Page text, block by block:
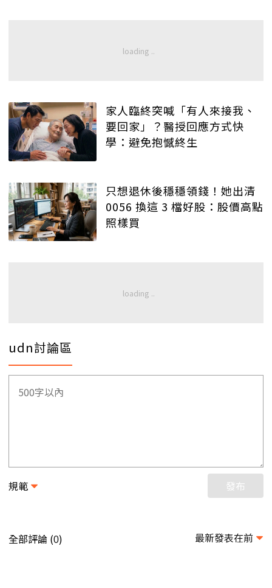
家人臨終突喊「有人來接我、
要回家」？醫授回應方式快
學：避免抱憾終生
只想退休後穩穩領錢！她出清
0056 換這 3 檔好股：股價高點
照樣買
udn討論區
規範 發布
全部評論 (0) 最新發表在前